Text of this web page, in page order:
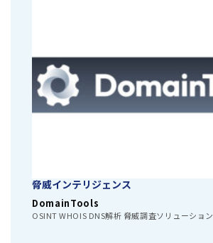
脅威インテリジェンス
DomainTools
OSINT WHOIS DNS解析 脅威調査ソリューション